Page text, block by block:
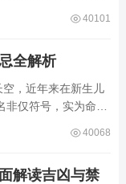
关乎气场平衡。沛
40101
全解析
空，近年来在新生儿
仅符号，实为命局
业漂泊、健康受
40068
解读吉凶与禁